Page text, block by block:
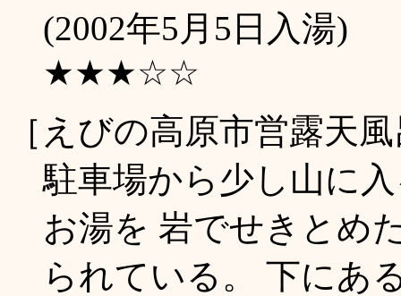
(2002年5月5日入湯)
★★★☆☆
［えびの高原市営露天
駐車場から少し山に
お湯を 岩でせきとめ
られている。 下にあ